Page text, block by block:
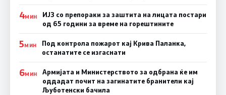
4МИН
ИЈЗ со препораки за заштита на лицата постари
од 65 години за време на горештините
5МИН
Под контрола пожарот кај Крива Паланка,
останатите се изгаснати
6МИН
Армијата и Министерството за одбрана ќе им
оддадат почит на загинатите бранители кај
Љуботенски бачила